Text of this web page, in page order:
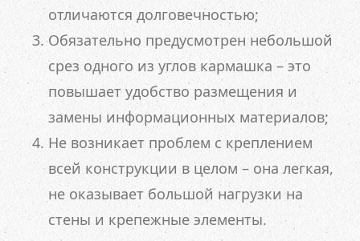
отличаются долговечностью;
Обязательно предусмотрен небольшой
срез одного из углов кармашка – это
повышает удобство размещения и
замены информационных материалов;
Не возникает проблем с креплением
всей конструкции в целом – она легкая,
не оказывает большой нагрузки на
стены и крепежные элементы.